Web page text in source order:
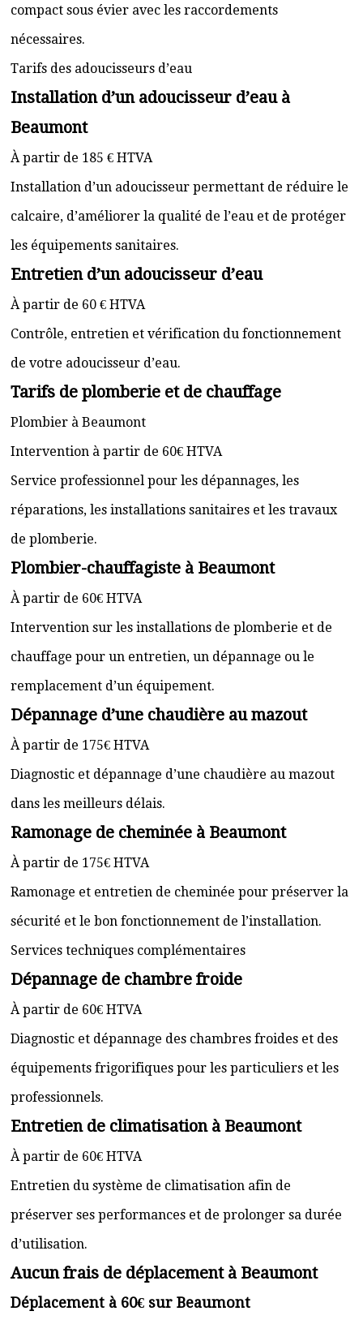
compact sous évier avec les raccordements
nécessaires.
Tarifs des adoucisseurs d’eau
Installation d’un adoucisseur d’eau à
Beaumont
À partir de 185 € HTVA
Installation d’un adoucisseur permettant de réduire le
calcaire, d’améliorer la qualité de l’eau et de protéger
les équipements sanitaires.
Entretien d’un adoucisseur d’eau
À partir de 60 € HTVA
Contrôle, entretien et vérification du fonctionnement
de votre adoucisseur d’eau.
Tarifs de plomberie et de chauffage
Plombier à Beaumont
Intervention à partir de 60€ HTVA
Service professionnel pour les dépannages, les
réparations, les installations sanitaires et les travaux
de plomberie.
Plombier-chauffagiste à Beaumont
À partir de 60€ HTVA
Intervention sur les installations de plomberie et de
chauffage pour un entretien, un dépannage ou le
remplacement d’un équipement.
Dépannage d’une chaudière au mazout
À partir de 175€ HTVA
Diagnostic et dépannage d’une chaudière au mazout
dans les meilleurs délais.
Ramonage de cheminée à Beaumont
À partir de 175€ HTVA
Ramonage et entretien de cheminée pour préserver la
sécurité et le bon fonctionnement de l’installation.
Services techniques complémentaires
Dépannage de chambre froide
À partir de 60€ HTVA
Diagnostic et dépannage des chambres froides et des
équipements frigorifiques pour les particuliers et les
professionnels.
Entretien de climatisation à Beaumont
À partir de 60€ HTVA
Entretien du système de climatisation afin de
préserver ses performances et de prolonger sa durée
d’utilisation.
Aucun frais de déplacement à Beaumont
Déplacement à 60€ sur Beaumont